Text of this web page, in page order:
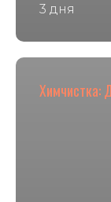
3 дня
Химчистка: